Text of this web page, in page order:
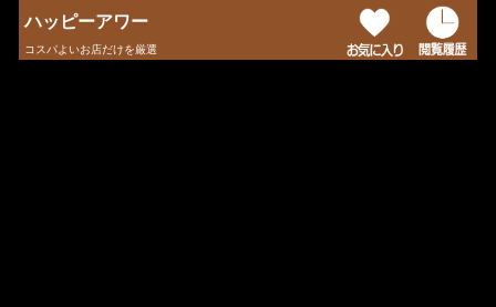
ハッピーアワー
コスパよいお店だけを厳選